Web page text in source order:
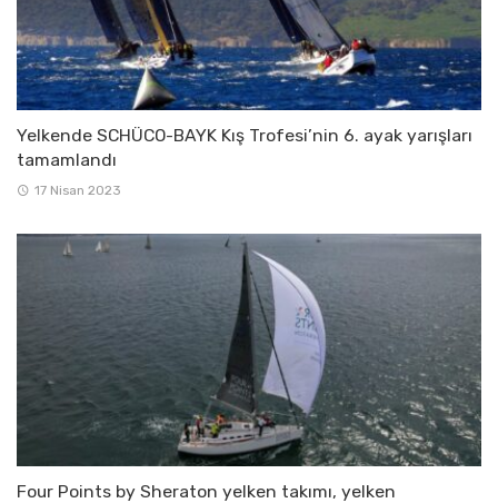
Yelkende SCHÜCO-BAYK Kış Trofesi’nin 6. ayak yarışları
tamamlandı
17 Nisan 2023
Four Points by Sheraton yelken takımı, yelken